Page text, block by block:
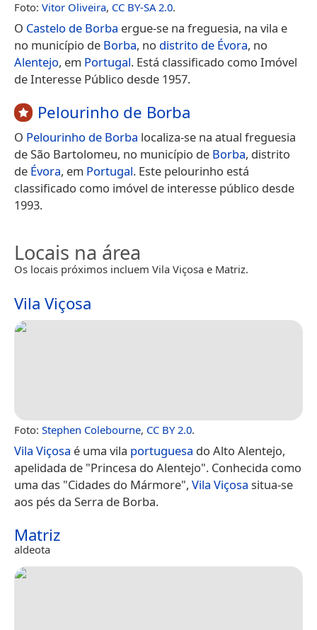
Foto: Vitor Oliveira, CC BY-SA 2.0.
O Castelo de Borba ergue-se na freguesia, na vila e
no município de Borba, no distrito de Évora, no
Alentejo, em Portugal. Está classificado como Imóvel
de Interesse Público desde 1957.
Pelourinho de Borba
O Pelourinho de Borba localiza-se na atual freguesia
de São Bartolomeu, no município de Borba, distrito
de Évora, em Portugal. Este pelourinho está
classificado como imóvel de interesse público desde
1993.
Locais na área
Os locais próximos incluem Vila Viçosa e Matriz.
Vila Viçosa
Foto: Stephen Colebourne, CC BY 2.0.
Vila Viçosa é uma vila portuguesa do Alto Alentejo,
apelidada de "Princesa do Alentejo". Conhecida como
uma das "Cidades do Mármore", Vila Viçosa situa-se
aos pés da Serra de Borba.
Matriz
aldeota